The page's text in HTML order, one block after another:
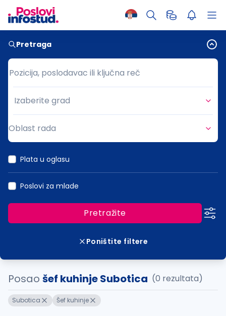
Pretraga
Pozicija, poslodavac ili ključna reč
Pozicija, poslodavac ili ključna reč
Grad
Izaberite grad
Oblast rada
Plata u oglasu
Poslovi za mlade
Pretražite
Poništite filtere
Posao šef kuhinje Subotica (0 rezultata)
Subotica Šef kuhinje